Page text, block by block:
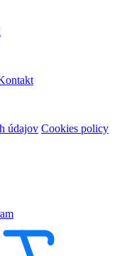
údajov Cookies policy